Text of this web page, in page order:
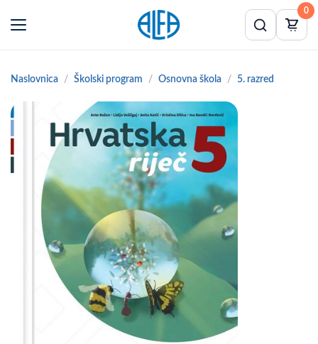
0
Naslovnica Školski program Osnovna škola 5. razred